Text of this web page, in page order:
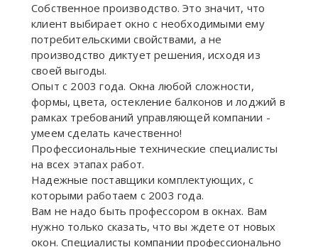
Собственное производство. Это значит, что
клиент выбирает окно с необходимыми ему
потребительскими свойствами, а не
производство диктует решения, исходя из
своей выгоды.
Опыт с 2003 года. Окна любой сложности,
формы, цвета, остекление балконов и лоджий в
рамках требований управляющей компании -
умеем сделать качественно!
Профессиональные технические специалисты
на всех этапах работ.
Надежные поставщики комплектующих, с
которыми работаем с 2003 года.
Вам не надо быть профессором в окнах. Вам
нужно только сказать, что вы ждете от новых
окон. Специалисты компании профессионально